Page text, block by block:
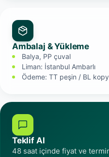
Ambalaj & Yükleme
Balya, PP çuval
Liman: İstanbul Ambarlı
Ödeme: TT peşin / BL
Teklif Al
48 saat içinde fiyat ve